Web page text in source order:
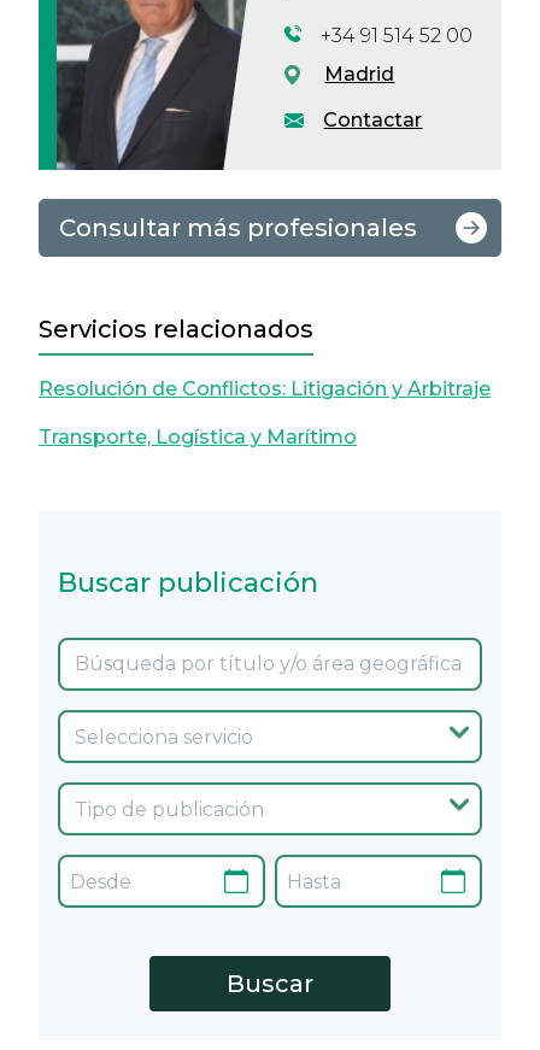
Contactar
+34 91 514 52 00
Madrid
Consultar más profesionales
Servicios relacionados
Resolución de Conflictos: Litigación y Arbitraje
Transporte, Logística y Marítimo
Buscar publicación